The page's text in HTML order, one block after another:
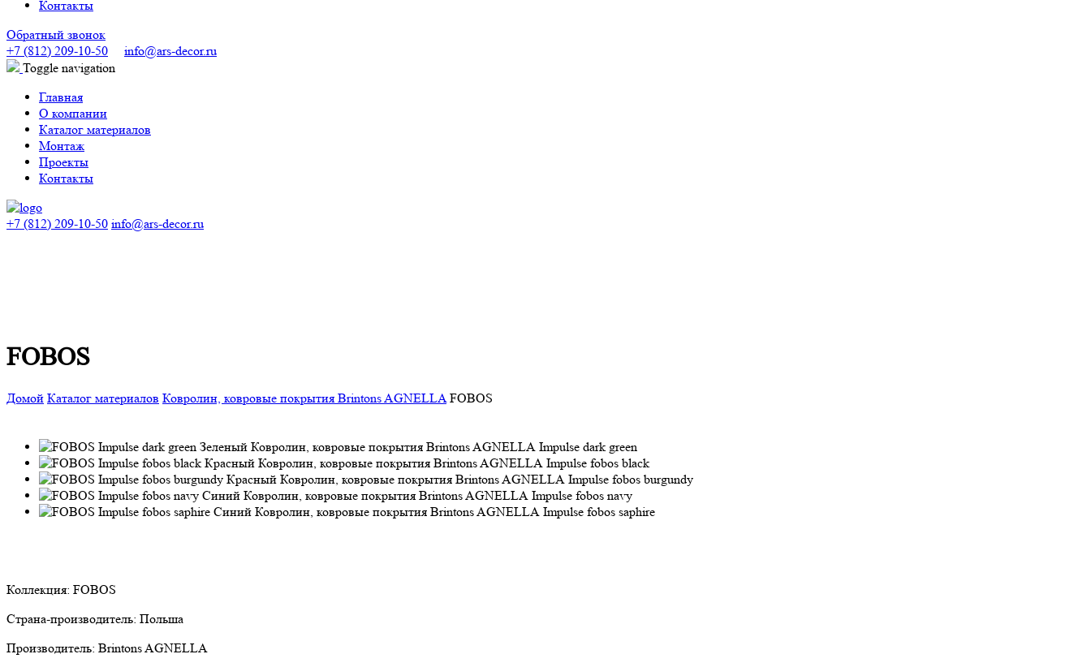
Контакты
Обратный звонок
+7 (812) 209-10-50
info@ars-decor.ru
Toggle navigation
Главная
О компании
Каталог материалов
Монтаж
Проекты
Контакты
+7 (812) 209-10-50 info@ars-decor.ru
FOBOS
Домой Каталог материалов Ковролин, ковровые покрытия Brintons AGNELLA FOBOS
Impulse dark green
Impulse fobos black
Impulse fobos burgundy
Impulse fobos navy
Impulse fobos saphire
Коллекция: FOBOS
Страна-производитель: Польша
Производитель: Brintons AGNELLA